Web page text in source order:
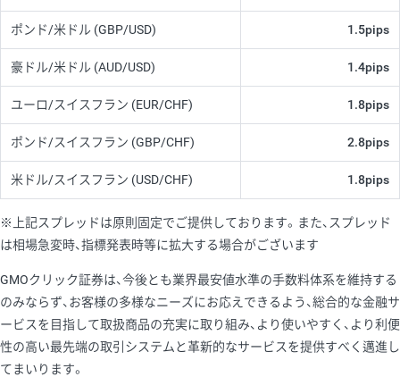
ポンド/米ドル (GBP/USD) 1.5pips
豪ドル/米ドル (AUD/USD) 1.4pips
ユーロ/スイスフラン (EUR/CHF) 1.8pips
ポンド/スイスフラン (GBP/CHF) 2.8pips
米ドル/スイスフラン (USD/CHF) 1.8pips
※上記スプレッドは原則固定でご提供しております。また、スプレッド
は相場急変時、指標発表時等に拡大する場合がございます
GMOクリック証券は、今後とも業界最安値水準の手数料体系を維持する
のみならず、お客様の多様なニーズにお応えできるよう、総合的な金融サ
ービスを目指して取扱商品の充実に取り組み、より使いやすく、より利便
性の高い最先端の取引システムと革新的なサービスを提供すべく邁進し
てまいります。